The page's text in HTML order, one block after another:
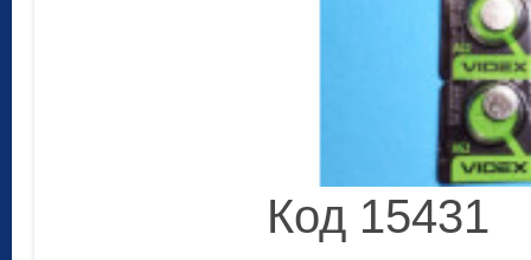
Код 15431